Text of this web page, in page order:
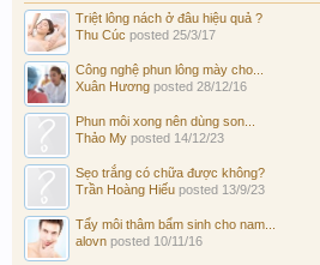
Triệt lông nách ở đâu hiệu quả ?
Thu Cúc posted 25/3/17
Công nghệ phun lông mày cho...
Xuân Hương posted 28/12/16
Phun môi xong nên dùng son...
Thảo My posted 14/12/23
Sẹo trắng có chữa được không?
Trần Hoàng Hiếu posted 13/9/23
Tẩy môi thâm bẩm sinh cho nam...
alovn posted 10/11/16